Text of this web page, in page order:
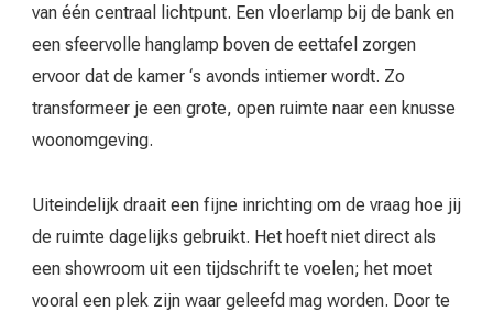
van één centraal lichtpunt. Een vloerlamp bij de bank en
een sfeervolle hanglamp boven de eettafel zorgen
ervoor dat de kamer ‘s avonds intiemer wordt. Zo
transformeer je een grote, open ruimte naar een knusse
woonomgeving.
Uiteindelijk draait een fijne inrichting om de vraag hoe jij
de ruimte dagelijks gebruikt. Het hoeft niet direct als
een showroom uit een tijdschrift te voelen; het moet
vooral een plek zijn waar geleefd mag worden. Door te